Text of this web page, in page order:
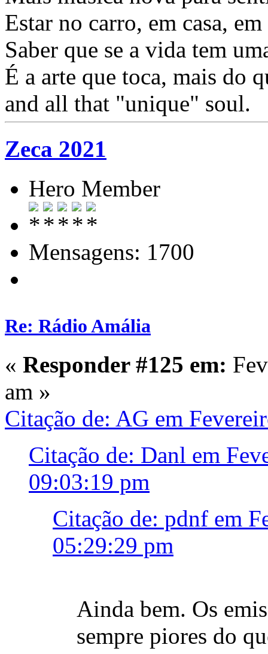
Estar no carro, em casa,
Saber que se a vida tem
É a arte que toca, mais do
and all that "unique" soul.
Zeca 2021
Hero Member
Mensagens: 1700
Re: Rádio Amália
« Responder #125 em:
am »
Citação de: AG em
Citação de: Danl em
09:03:19 pm
Citação de: pdnf em
05:29:29 pm
Ainda bem. Os
sempre piores do